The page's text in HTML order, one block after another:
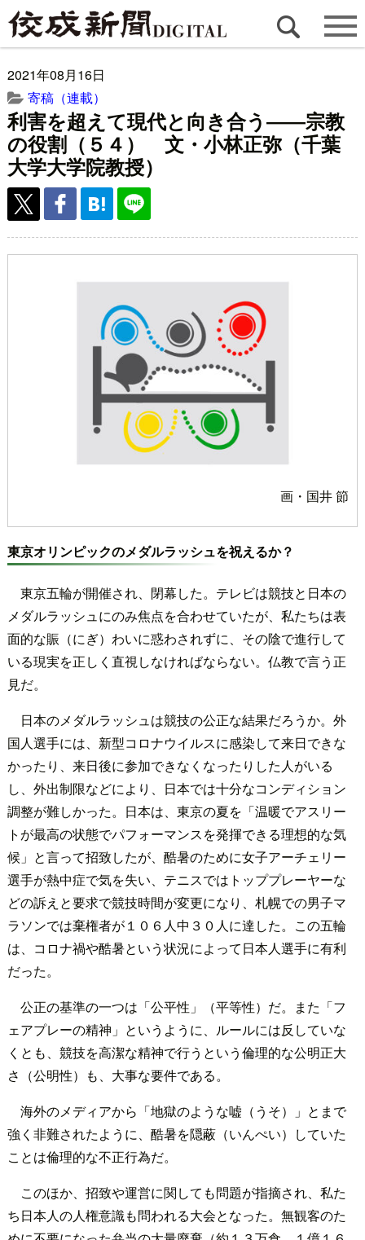
2021年08月16日
寄稿（連載）
利害を超えて現代と向き合う――宗教
の役割（５４） 文・小林正弥（千葉
大学大学院教授）
画・国井 節
東京オリンピックのメダルラッシュを祝えるか？
東京五輪が開催され、閉幕した。テレビは競技と日本の
メダルラッシュにのみ焦点を合わせていたが、私たちは表
面的な賑（にぎ）わいに惑わされずに、その陰で進行して
いる現実を正しく直視しなければならない。仏教で言う正
見だ。
日本のメダルラッシュは競技の公正な結果だろうか。外
国人選手には、新型コロナウイルスに感染して来日できな
かったり、来日後に参加できなくなったりした人がいる
し、外出制限などにより、日本では十分なコンディション
調整が難しかった。日本は、東京の夏を「温暖でアスリー
トが最高の状態でパフォーマンスを発揮できる理想的な気
候」と言って招致したが、酷暑のために女子アーチェリー
選手が熱中症で気を失い、テニスではトッププレーヤーな
どの訴えと要求で競技時間が変更になり、札幌での男子マ
ラソンでは棄権者が１０６人中３０人に達した。この五輪
は、コロナ禍や酷暑という状況によって日本人選手に有利
だった。
公正の基準の一つは「公平性」（平等性）だ。また「フ
ェアプレーの精神」というように、ルールには反していな
くとも、競技を高潔な精神で行うという倫理的な公明正大
さ（公明性）も、大事な要件である。
海外のメディアから「地獄のような嘘（うそ）」とまで
強く非難されたように、酷暑を隠蔽（いんぺい）していた
ことは倫理的な不正行為だ。
このほか、招致や運営に関しても問題が指摘され、私た
ち日本人の人権意識も問われる大会となった。無観客のた